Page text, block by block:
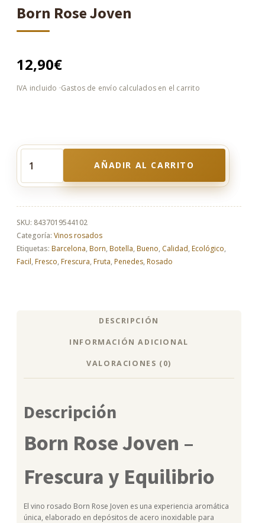
Born Rose Joven
12,90€
Rose
cantidad
AÑADIR AL CARRITO
SKU: 8437019544102
Categoría: Vinos rosados
Etiquetas: Barcelona, Born, Botella, Bueno, Calidad, Ecológico,
Facil, Fresco, Frescura, Fruta, Penedes, Rosado
DESCRIPCIÓN
INFORMACIÓN ADICIONAL
VALORACIONES (0)
Descripción
Born Rose Joven –
Frescura y Equilibrio
El vino rosado Born Rose Joven es una experiencia aromática
única, elaborado en depósitos de acero inoxidable para